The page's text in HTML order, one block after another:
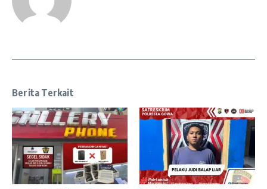
Berita Terkait